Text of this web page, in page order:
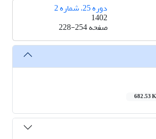
دوره 25، شماره 2
1402
صفحه228-254
682.53 K